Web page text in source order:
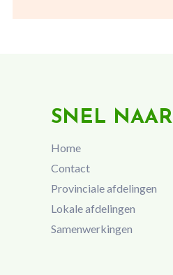
SNEL NAAR
Home
Contact
Provinciale afdelingen
Lokale afdelingen
Samenwerkingen